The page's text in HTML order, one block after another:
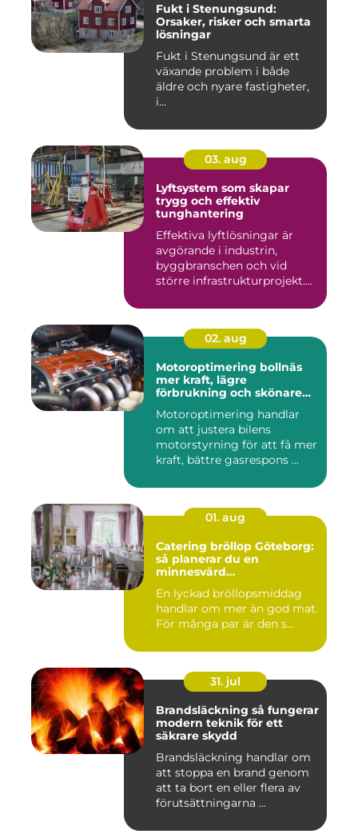
Fukt i Stenungsund:
Orsaker, risker och smarta
lösningar
Fukt i Stenungsund är ett
växande problem i både
äldre och nyare fastigheter,
i...
03. aug
Lyftsystem som skapar
trygg och effektiv
tunghantering
Effektiva lyftlösningar är
avgörande i industrin,
byggbranschen och vid
större infrastrukturprojekt....
02. aug
Motoroptimering bollnäs
mer kraft, lägre
förbrukning och skönare
Motoroptimering handlar
om att justera bilens
motorstyrning för att få mer
kraft, bättre gasrespons ...
01. aug
Catering bröllop Göteborg:
så planerar du en
minnesvärd
En lyckad bröllopsmiddag
handlar om mer än god mat.
För många par är den s...
31. jul
Brandsläckning så fungerar
modern teknik för ett
säkrare skydd
Brandsläckning handlar om
att stoppa en brand genom
att ta bort en eller flera av
förutsättningarna ...